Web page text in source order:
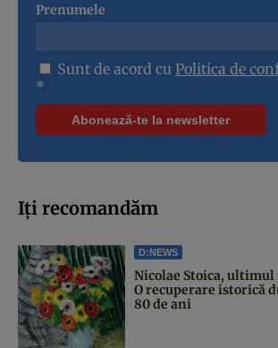
Prenumele
Sunt de acord cu Politica de
*
Iți recomandăm
D:NEWS
Nicolae Stoica,
O recuperare istorică
80 de ani